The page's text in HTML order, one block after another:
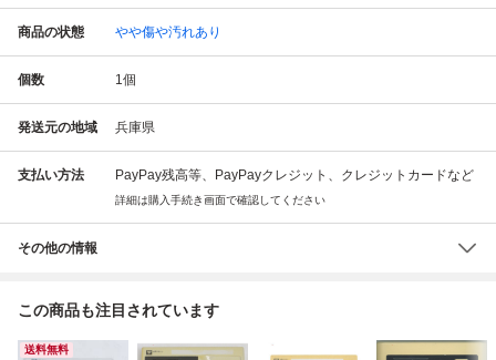
商品の状態 やや傷や汚れあり
個数 1個
発送元の地域 兵庫県
支払い方法 PayPay残高等、PayPayクレジット、クレジットカードなど
詳細は購入手続き画面で確認してください
その他の情報
この商品も注目されています
送料無料